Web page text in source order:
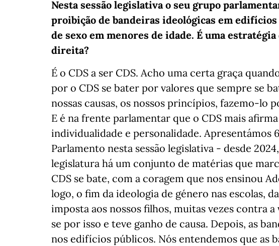
Nesta sessão legislativa o seu grupo
proibição de bandeiras ideológicas em
de sexo em menores de idade. É uma
direita?
É o CDS a ser CDS. Acho uma certa graça
por o CDS se bater por valores que sempre se
nossas causas, os nossos princípios, fazemo-lo
E é na frente parlamentar que o CDS mais
individualidade e personalidade. Apresentámos
Parlamento nesta sessão legislativa - desde
legislatura há um conjunto de matérias que
CDS se bate, com a coragem que nos ensinou
logo, o fim da ideologia de género nas escolas,
imposta aos nossos filhos, muitas vezes contra
se por isso e teve ganho de causa. Depois, as
nos edifícios públicos. Nós entendemos que as